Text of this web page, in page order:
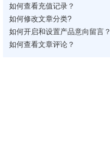
如何查看充值记录？
如何修改文章分类?
如何开启和设置产品意向留言？
如何查看文章评论？